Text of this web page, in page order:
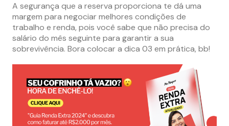
A segurança que a reserva proporciona te dá uma
margem para negociar melhores condições de
trabalho e renda, pois você sabe que não precisa do
salário do mês seguinte para garantir a sua
sobrevivência. Bora colocar a dica 03 em prática, bb!